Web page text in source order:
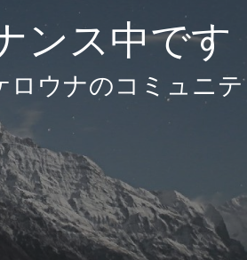
ンス中です
ロウナのコミュニ